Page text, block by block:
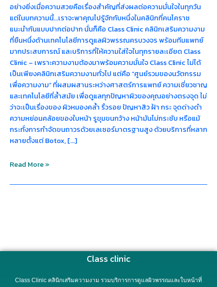
อย่างยิ่งเมื่อความสวยคือเรื่องสำคัญที่ส่งผลต่อความมั่นใจในทุกวัน
แต่ในบทความนี้…เราจะพาคุณไปรู้จักกับหนึ่งในคลินิกที่คนโคราช
แนะนำกันแบบปากต่อปาก นั่นก็คือ Class Clinic คลินิกเสริมความงาม
ที่ยืนหนึ่งด้านเทคโนโลยีการดูแลผิวพรรณครบวงจร พร้อมทีมแพทย์
มากประสบการณ์ และบริการที่ให้ความใส่ใจในทุกรายละเอียด Class
Clinic – เพราะความงามต้องมาพร้อมความมั่นใจ Class Clinic ไม่ได้
เป็นเพียงคลินิกเสริมความงามทั่วไป แต่คือ “ศูนย์รวมของนวัตกรรม
เพื่อความงาม” ที่ผสมผสานระหว่างศาสตร์การแพทย์ ความเชี่ยวชาญ
และเทคโนโลยีที่ล้ำสมัย เพื่อดูแลทุกปัญหาผิวของคุณอย่างตรงจุด ไม่
ว่าจะเป็นเรื่องของ ผิวหมองคล้ำ ริ้วรอย ปัญหาสิว ฝ้า กระ จุดด่างดำ
ความหย่อนคล้อยของใบหน้า รูขุมขนกว้าง หน้ามันไม่กระชับ หรือแม้
กระทั่งการกำจัดขนถาวรด้วยเลเซอร์มาตรฐานสูง ด้วยบริการที่หลาก
หลายตั้งแต่ Botox, […]
Read More »
Class clinic
Class Clinic คลินิกเสริมความงาม รวมบริการการดูแลผิวพรรณและใบหน้าที่